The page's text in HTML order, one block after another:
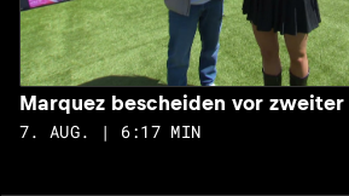
Marquez bescheiden vor zweiter
7. AUG. | 6:17 MIN